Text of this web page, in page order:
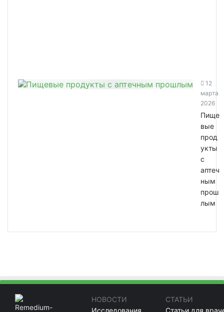
12
марта
2026
Пище
вые
прод
укты
с
аптеч
ным
прош
лым
НОВОСТИ
СТАТЬИ